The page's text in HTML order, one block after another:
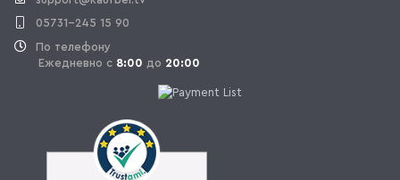
05731-245 15 90
По телефону
Ежедневно с 8:00 до 20:00